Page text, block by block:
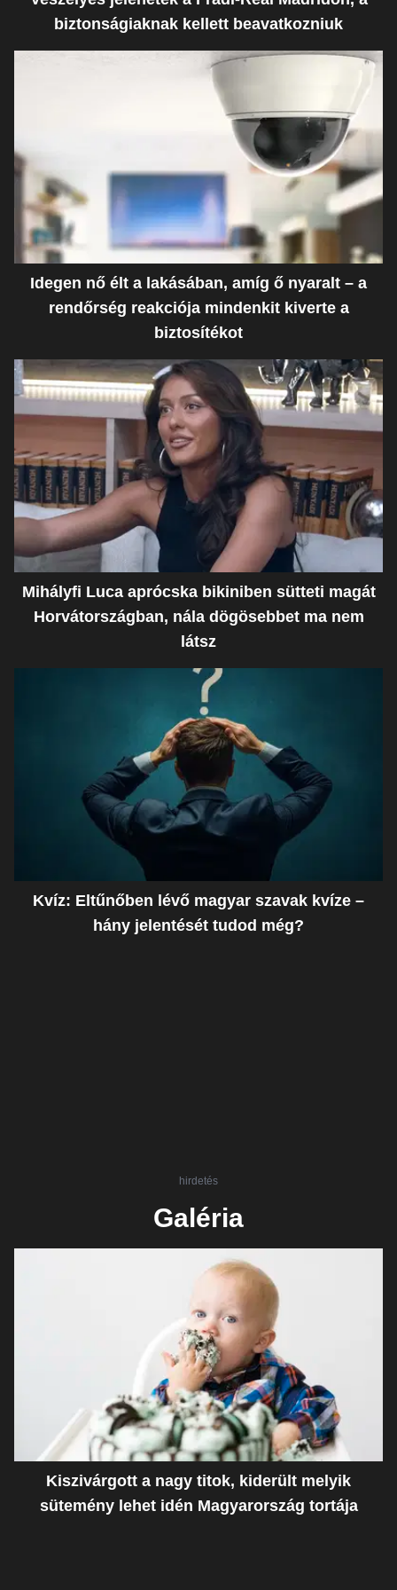
biztonságiaknak kellett beavatkozniuk
Idegen nő élt a lakásában, amíg ő nyaralt – a
rendőrség reakciója mindenkit kiverte a
biztosítékot
Mihályfi Luca aprócska bikiniben sütteti magát
Horvátországban, nála dögösebbet ma nem
látsz
Kvíz: Eltűnőben lévő magyar szavak kvíze –
hány jelentését tudod még?
hirdetés
Galéria
Kiszivárgott a nagy titok, kiderült melyik
sütemény lehet idén Magyarország tortája